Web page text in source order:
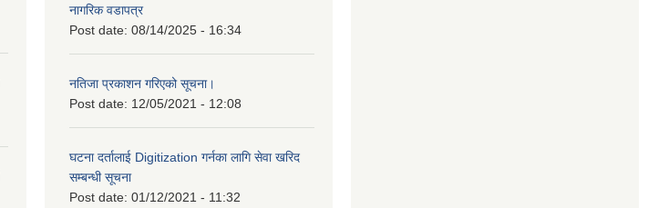
नागरिक वडापत्र
Post date: 08/14/2025 - 16:34
नतिजा प्रकाशन गरिएको सूचना।
Post date: 12/05/2021 - 12:08
घटना दर्तालाई Digitization गर्नका लागि सेवा खरिद
सम्बन्धी सूचना
Post date: 01/12/2021 - 11:32